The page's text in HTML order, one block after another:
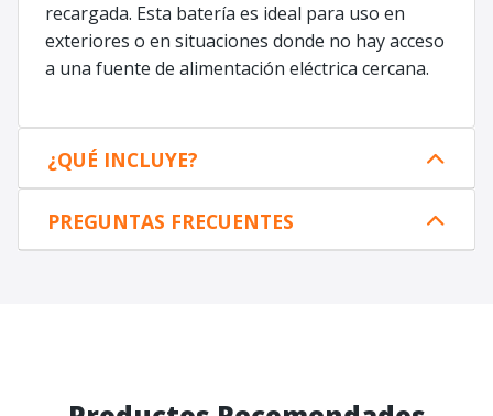
recargada. Esta batería es ideal para uso en
exteriores o en situaciones donde no hay acceso
a una fuente de alimentación eléctrica cercana.
¿QUÉ INCLUYE?
PREGUNTAS FRECUENTES